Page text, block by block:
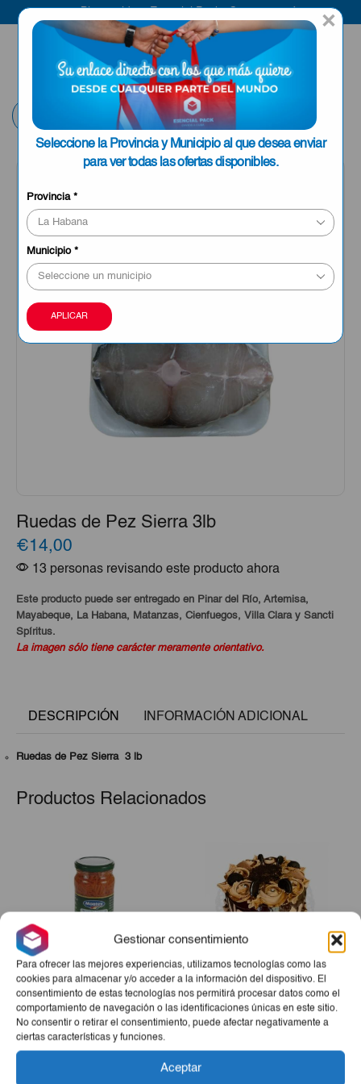
Gestionar consentimiento
Para ofrecer las mejores experiencias, utilizamos tecnologías como las
cookies para almacenar y/o acceder a la información del dispositivo. El
consentimiento de estas tecnologías nos permitirá procesar datos como el
comportamiento de navegación o las identificaciones únicas en este sitio.
No consentir o retirar el consentimiento, puede afectar negativamente a
ciertas características y funciones.
Aceptar
×
Seleccione la Provincia y Municipio al que desea enviar
para ver todas las ofertas disponibles.
Provincia*
Municipio*
APLICAR
ENVIAR A LA
HABANA
Ruedas de Pez Sierra 3lb
€14,00
13 personas revisando este producto ahora
Este producto puede ser entregado en Pinar del Río, Artemisa,
Mayabeque, La Habana, Matanzas, Cienfuegos, Villa Clara y Sancti
Spíritus.
La imagen sólo tiene carácter meramente orientativo.
DESCRIPCIÓN INFORMACIÓN ADICIONAL
Ruedas de Pez Sierra 3 lb
Productos Relacionados
Zanahoria Rallada Montey
345ml
€1,30
Tarta Sensación